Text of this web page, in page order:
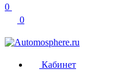
0
0
Кабинет